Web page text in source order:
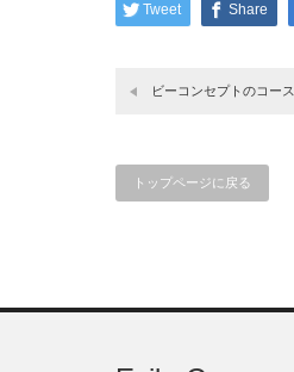
Tweet Share
ビーコンセプトのコース
トップページに戻る